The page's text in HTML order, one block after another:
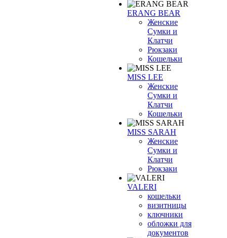
ERANG BEAR
Женские
Сумки и
Клатчи
Рюкзаки
Кошельки
MISS LEE
Женские
Сумки и
Клатчи
Кошельки
MISS SARAH
Женские
Сумки и
Клатчи
Рюкзаки
VALERI
кошельки
визитницы
ключники
обложки для
документов